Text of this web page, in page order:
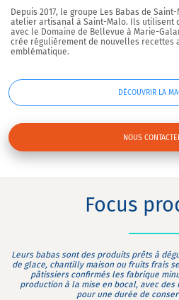
Depuis 2017, le groupe Les Babas de
atelier artisanal à Saint-Malo. Ils utilisent
avec le Domaine de Bellevue à Marie-
crée régulièrement de nouvelles recettes
emblématique.
DÉCOUVRIR LA
NOUS
Focus
Leurs babas sont des produits prêts à
de glace, chantilly maison ou fruits frais
pâtissiers confirmés les fabrique
production à la mise en bocal, avec
pour une durée de